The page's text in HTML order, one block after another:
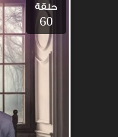
حلقة
60